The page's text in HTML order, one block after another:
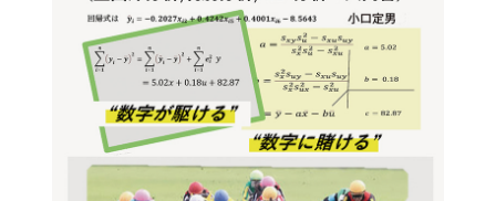
おすすめ！この一冊。
小説
エッセイ・詩・ノンフィクション